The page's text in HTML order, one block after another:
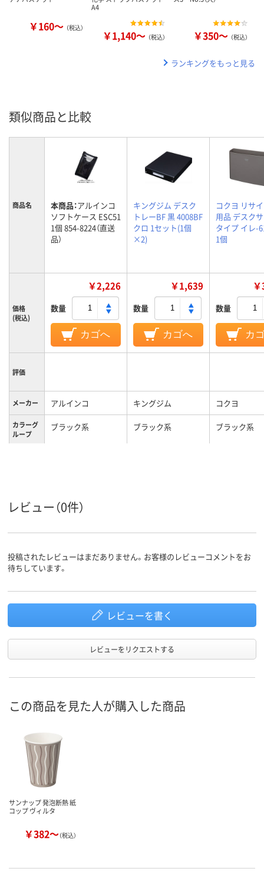
￥160～ （税込）
A4
￥1,140～ （税込） ￥350～ （税込）
ランキングをもっと見る
類似商品と比較
商品名 本商品：アルインコ
ソフトケース ESC51
1個 854-8224（直送
品）
キングジム デスク
トレーBF 黒 4008BF
クロ 1セット(1個
×2)
コクヨ リサ
用品 デスク
タイプ イレ-
1個
価格
(税込)
￥2,226
数量
カゴへ
￥1,639
数量
カゴへ
数量
カ
評価
メーカー アルインコ キングジム コクヨ
カラーグ
ループ
ブラック系 ブラック系 ブラック系
レビュー（0件）
投稿されたレビューはまだありません。お客様のレビューコメントをお
待ちしています。
レビューを書く
レビューをリクエストする
この商品を見た人が購入した商品
サンナップ 発泡断熱 紙
コップ ヴィルタ
￥382～（税込）